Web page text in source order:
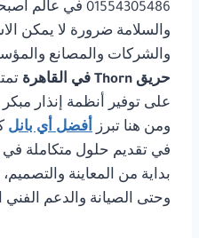
01554305486 في
والسلامة ضرورة لا يمكن
والشركات والمصانع
حريق Thorn في القاهرة
على توفير أنظمة إنذار
ومن هنا تبرز أفضل أي بانل
في تقديم حلول متكاملة في
بداية من المعاينة
وحتى الصيانة والدعم الفني